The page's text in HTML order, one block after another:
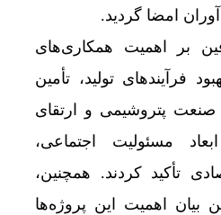
امضا گردید.
بر اهمیت همکاری‌های
فرآیندهای تولید، تأمین
صنعت پتروشیمی و ارتقای
مسئولیت اجتماعی،
تأکید کردند. همچنین،
اهمیت این پروژه‌ها